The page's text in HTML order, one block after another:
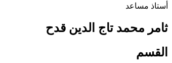
أستاذ مساعد
ثامر محمد تاج الدين قدح
القسم